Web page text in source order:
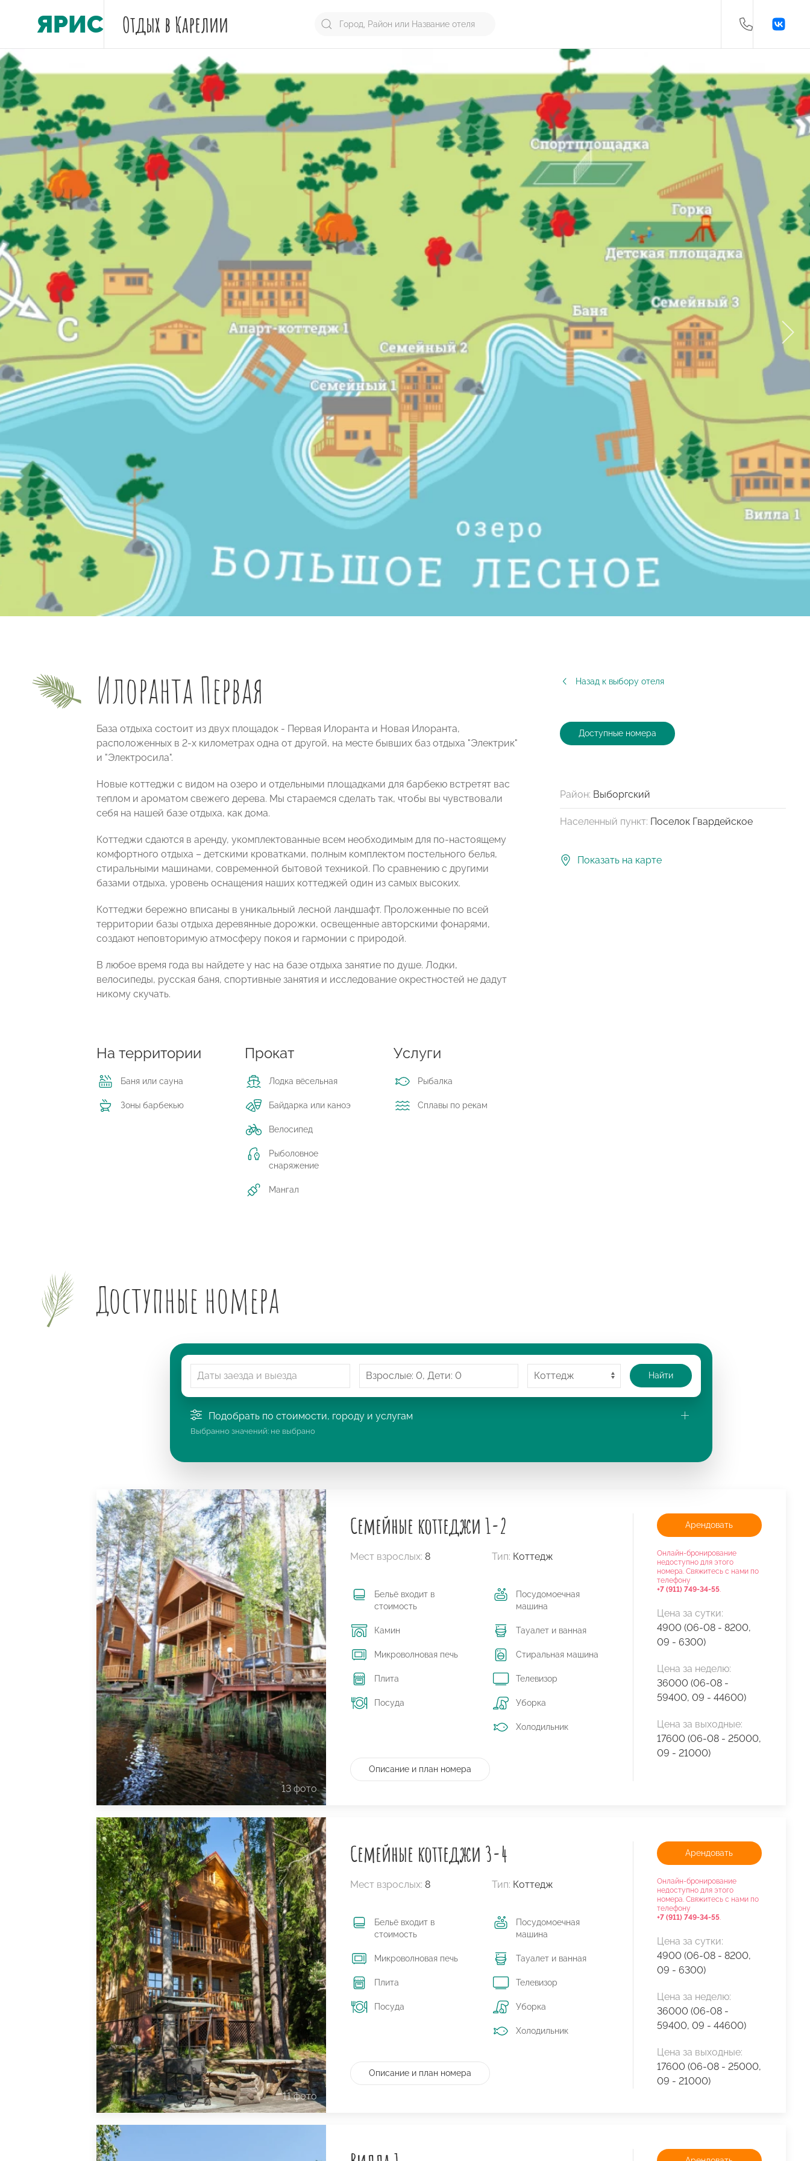
ЯРИС Отдых в Карелии
Илоранта Первая Назад к выбору отеля
База отдыха состоит из двух площадок - Первая Илоранта и Новая Илоранта,
расположенных в 2-х километрах одна от другой, на месте бывших баз отдыха "Электрик"
и "Электросила".
Новые коттеджи с видом на озеро и отдельными площадками для барбекю встретят вас
теплом и ароматом свежего дерева. Мы стараемся сделать так, чтобы вы чувствовали
себя на нашей базе отдыха, как дома.
Коттеджи сдаются в аренду, укомплектованные всем необходимым для по-настоящему
комфортного отдыха – детскими кроватками, полным комплектом постельного белья,
стиральными машинами, современной бытовой техникой. По сравнению с другими
базами отдыха, уровень оснащения наших коттеджей один из самых высоких.
Коттеджи бережно вписаны в уникальный лесной ландшафт. Проложенные по всей
территории базы отдыха деревянные дорожки, освещенные авторскими фонарями,
создают неповторимую атмосферу покоя и гармонии с природой.
В любое время года вы найдете у нас на базе отдыха занятие по душе. Лодки,
велосипеды, русская баня, спортивные занятия и исследование окрестностей не дадут
никому скучать.
На территории
Баня или сауна
Зоны барбекью
Прокат
Лодка вёсельная
Байдарка или каноэ
Велосипед
Рыболовное
снаряжение
Мангал
Услуги
Рыбалка
Сплавы по рекам
Доступные номера
Район: Выборгский
Населенный пункт: Поселок Гвардейское
Показать на карте
Доступные номера
Найти
Подобрать по стоимости, городу и услугам
Выбранно значений: не выбрано
13 фото
Cемейные коттеджи 1-2
Мест взрослых:8 Тип: Коттедж
Бельё входит в
стоимость
Камин
Микроволновая печь
Плита
Посуда
Посудомоечная
машина
Тауалет и ванная
Стиральная машина
Телевизор
Уборка
Холодильник
Описание и план номера
Арендовать
Онлайн-бронирование
недоступно для этого
номера. Свяжитесь с нами по
телефону
+7 (911) 749-34-55.
Цена за сутки:
4900 (06-08 - 8200,
09 - 6300)
Цена за неделю:
36000 (06-08 -
59400, 09 - 44600)
Цена за выходные:
17600 (06-08 - 25000,
09 - 21000)
11 фото
Семейные коттеджи 3-4
Мест взрослых:8 Тип: Коттедж
Бельё входит в
стоимость
Микроволновая печь
Плита
Посуда
Посудомоечная
машина
Тауалет и ванная
Телевизор
Уборка
Холодильник
Описание и план номера
Арендовать
Онлайн-бронирование
недоступно для этого
номера. Свяжитесь с нами по
телефону
+7 (911) 749-34-55.
Цена за сутки:
4900 (06-08 - 8200,
09 - 6300)
Цена за неделю:
36000 (06-08 -
59400, 09 - 44600)
Цена за выходные:
17600 (06-08 - 25000,
09 - 21000)